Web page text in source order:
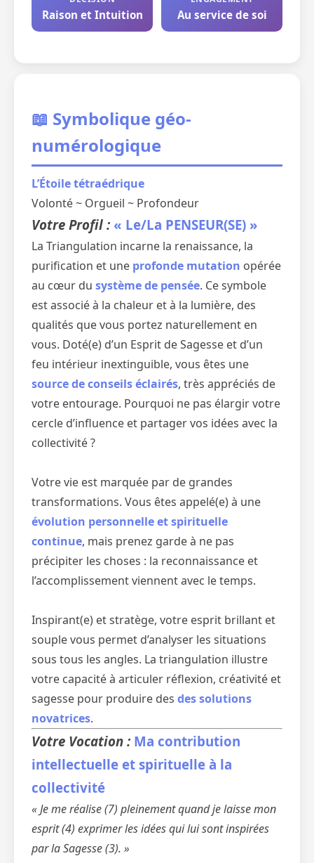
Raison et Intuition Au service de soi
📖 Symbolique géo-
numérologique
L’Étoile tétraédrique
Volonté ~ Orgueil ~ Profondeur
Votre Profil : « Le/La PENSEUR(SE) »
La Triangulation incarne la renaissance, la
purification et une profonde mutation opérée
au cœur du système de pensée. Ce symbole
est associé à la chaleur et à la lumière, des
qualités que vous portez naturellement en
vous. Doté(e) d’un Esprit de Sagesse et d’un
feu intérieur inextinguible, vous êtes une
source de conseils éclairés, très appréciés de
votre entourage. Pourquoi ne pas élargir votre
cercle d’influence et partager vos idées avec la
collectivité ?
Votre vie est marquée par de grandes
transformations. Vous êtes appelé(e) à une
évolution personnelle et spirituelle
continue, mais prenez garde à ne pas
précipiter les choses : la reconnaissance et
l’accomplissement viennent avec le temps.
Inspirant(e) et stratège, votre esprit brillant et
souple vous permet d’analyser les situations
sous tous les angles. La triangulation illustre
votre capacité à articuler réflexion, créativité et
sagesse pour produire des des solutions
novatrices.
Votre Vocation : Ma contribution
intellectuelle et spirituelle à la
collectivité
« Je me réalise (7) pleinement quand je laisse mon
esprit (4) exprimer les idées qui lui sont inspirées
par la Sagesse (3). »